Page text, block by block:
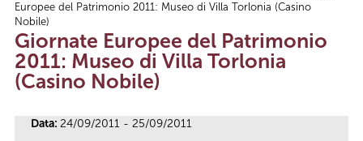
Tu sei qui
Europee del Patrimonio 2011: Museo di Villa Torlonia (Casino
Nobile)
Giornate Europee del Patrimonio
2011: Museo di Villa Torlonia
(Casino Nobile)
Data: 24/09/2011 - 25/09/2011